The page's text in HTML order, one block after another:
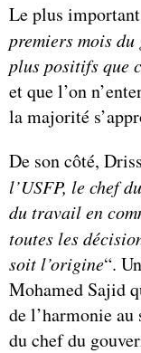
Le plus
premiers mois
plus positifs que
et que l’on
la majorité
De son côté,
l’USFP, le chef
du travail en
toutes les
soit l’origine“.
Mohamed Sajid
de l’harmonie
du chef du